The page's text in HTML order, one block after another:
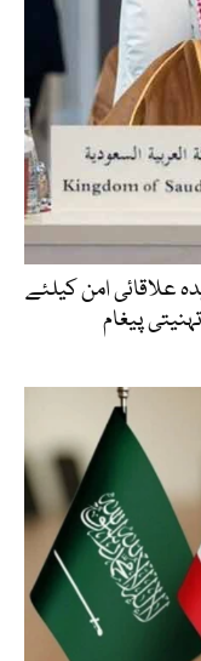
علاقائی امن کیلئے
پیغام